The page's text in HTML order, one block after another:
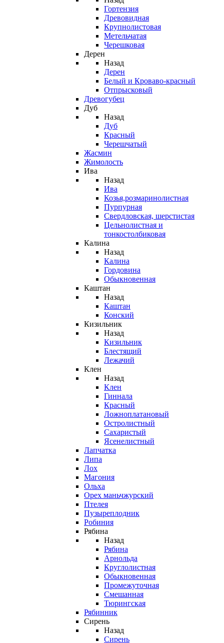
Гортензия
Древовидная
Крупнолистовая
Метельчатая
Черешковая
Дерен
Назад
Дерен
Белый и Кроваво-красный
Отпрысковый
Древогубец
Дуб
Назад
Дуб
Красный
Черешчатый
Жасмин
Жимолость
Ива
Назад
Ива
Козья,розмаринолистная
Пурпурная
Свердловская, шерстистая
Цельнолистная и
тонкостолбиковая
Калина
Назад
Калина
Гордовина
Обыкновенная
Каштан
Назад
Каштан
Конский
Кизильник
Назад
Кизильник
Блестящий
Лежачий
Клен
Назад
Клен
Гиннала
Красный
Ложноплатановый
Остролистный
Сахаристый
Ясенелистный
Лапчатка
Липа
Лох
Магония
Ольха
Орех маньчжурский
Птелея
Пузыреплодник
Робиния
Рябина
Назад
Рябина
Арнольда
Круглолистная
Обыкновенная
Промежуточная
Смешанная
Тюрингская
Рябинник
Сирень
Назад
Сирень